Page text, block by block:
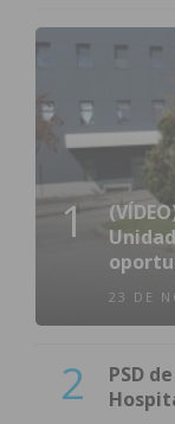
1
23 DE
2
PSD